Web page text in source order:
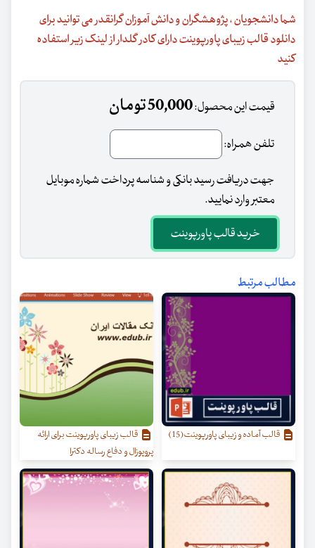
شما دانشجویان ، پژوهشگران و دانش آموزان گرانقدر می توانید برای
دانلود قالب زیبای پاورپوینت دارای کادر گلدار از لینک زیر استفاده
کنید
قیمت این محصول:50,000 تومان
تلفن همراه:
جهت دریافت رسید بانکی و شناسه پرداخت شماره موبایل
معتبر وارد نمایید.
خرید قالب پاورپوینت
مطالب مرتبط
قالب آماده و زیبای پاورپوینت(15)
قالب زیبای پاورپوینت برای ارائه
پروپوزال و دفاع رساله دکترا